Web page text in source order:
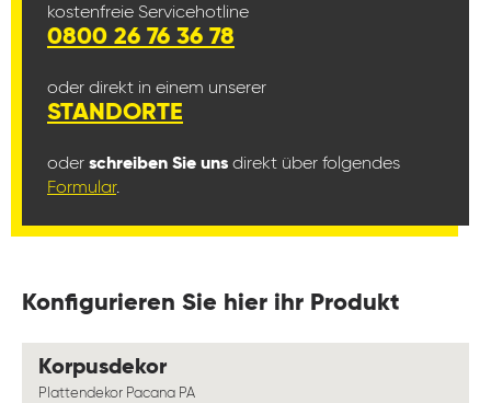
kostenfreie Servicehotline
0800 26 76 36 78
oder direkt in einem unserer
STANDORTE
oder schreiben Sie uns direkt über folgendes
Formular.
Konfigurieren Sie hier ihr Produkt
Korpusdekorauswählen
Plattendekor Pacana PA